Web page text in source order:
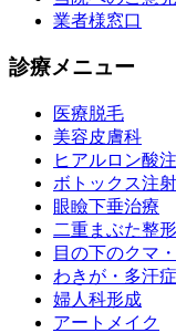
業者様窓口
診療メニュー
医療脱毛
美容皮膚科
ヒアルロン酸
ボトックス注射
眼瞼下垂治療
二重まぶた整形
目の下のクマ
わきが・多汗
婦人科形成
アートメイク